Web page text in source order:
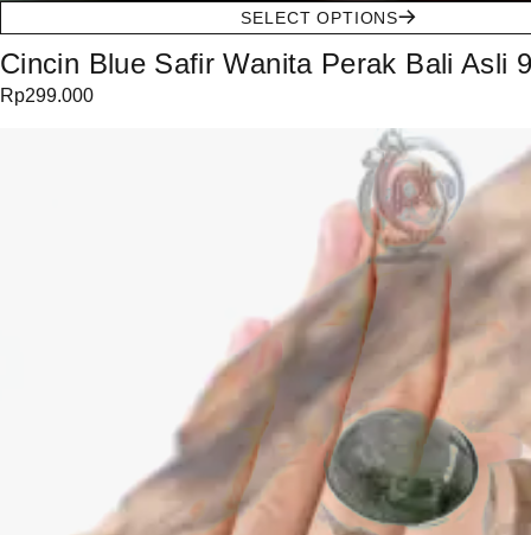
SELECT OPTIONS
Cincin Blue Safir Wanita Perak Bali Asli
Rp299.000